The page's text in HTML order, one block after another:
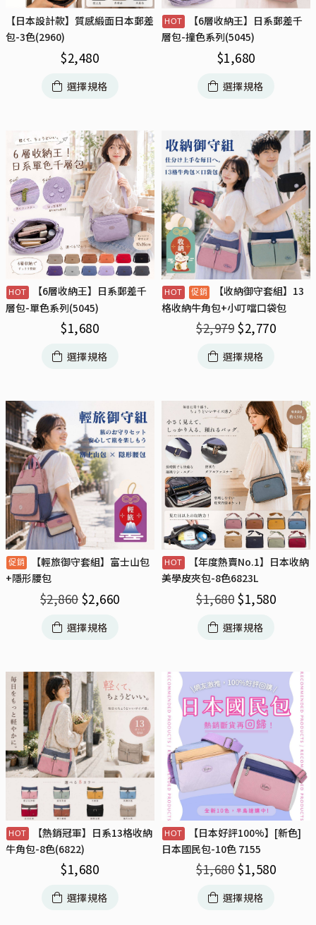
【日本設計款】質感緞面日本郵差
包-3色(2960)
$2,480
選擇規格
【6層收納王】日系郵差千
層包-撞色系列(5045)
$1,680
選擇規格
【6層收納王】日系郵差千
層包-單色系列(5045)
$1,680
選擇規格
【收納御守套組】13
格收納牛角包+小叮噹口袋包
$2,979 $2,770
選擇規格
【輕旅御守套組】富士山包
+隱形腰包
$2,860 $2,660
選擇規格
【年度熱賣No.1】日本收納
美學皮夾包-8色6823L
$1,680 $1,580
選擇規格
【熱銷冠軍】日系13格收納
牛角包-8色(6822)
$1,680
選擇規格
【日本好評100%】[新色]
日本國民包-10色 7155
$1,680 $1,580
選擇規格